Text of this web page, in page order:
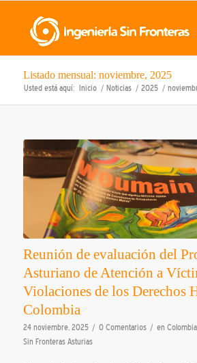
Listado mensual: noviembre, 2025
Usted está aquí: Inicio / Noticias / 2025 /
Reunión de evaluación del
Asturiano de Atención a
Violaciones de los Derechos
Colombia
24 noviembre, 2025 / 0 Comentarios / en Colombia
Sin Fronteras Asturias